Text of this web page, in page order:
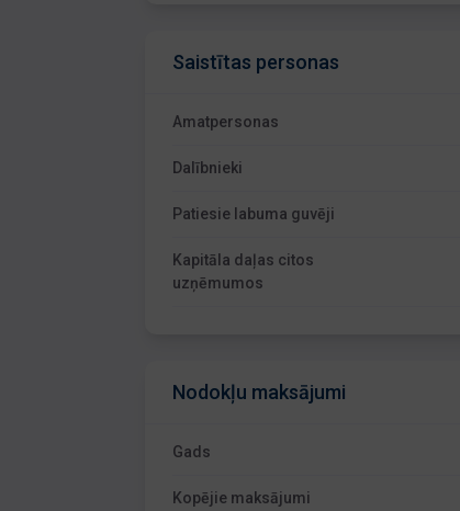
Saistītas personas
Amatpersonas
Dalībnieki
Patiesie labuma guvēji
Kapitāla daļas citos
uzņēmumos
Nodokļu maksājumi
Gads
Kopējie maksājumi